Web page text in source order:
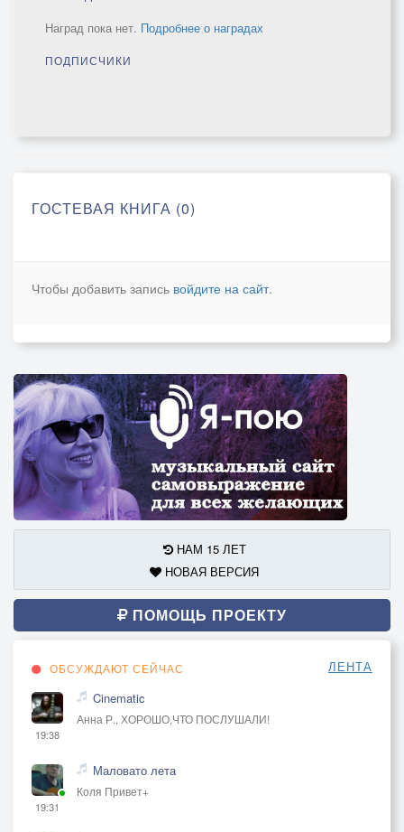
Наград пока нет. Подробнее о наградах
ПОДПИСЧИКИ
ГОСТЕВАЯ КНИГА (0)
Чтобы добавить запись войдите на сайт.
НАМ 15 ЛЕТ
НОВАЯ ВЕРСИЯ
ПОМОЩЬ ПРОЕКТУ
ОБСУЖДАЮТ СЕЙЧАС ЛЕНТА
19:38
Cinematic
Анна Р., ХОРОШО,ЧТО ПОСЛУШАЛИ!
19:31
Маловато лета
Коля Привет+